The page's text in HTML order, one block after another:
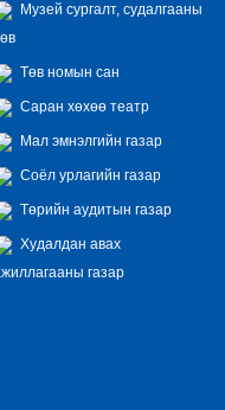
Музей сургалт, судалгааны
Төв номын сан
Саран хөхөө театр
Мал эмнэлгийн газар
Соёл урлагийн газар
Төрийн аудитын газар
Худалдан авах
газар